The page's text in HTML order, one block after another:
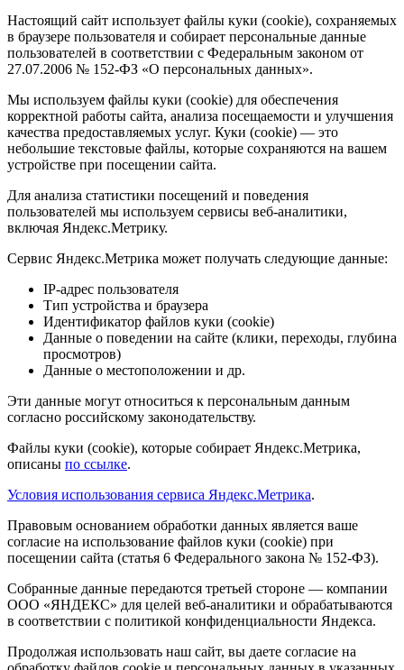
Настоящий сайт использует файлы куки (cookie), сохраняемых
в браузере пользователя и собирает персональные данные
пользователей в соответствии с Федеральным законом от
27.07.2006 № 152-ФЗ «О персональных данных».
Мы используем файлы куки (cookie) для обеспечения
корректной работы сайта, анализа посещаемости и улучшения
качества предоставляемых услуг. Куки (cookie) — это
небольшие текстовые файлы, которые сохраняются на вашем
устройстве при посещении сайта.
Для анализа статистики посещений и поведения
пользователей мы используем сервисы веб-аналитики,
включая Яндекс.Метрику.
Сервис Яндекс.Метрика может получать следующие данные:
IP-адрес пользователя
Тип устройства и браузера
Идентификатор файлов куки (cookie)
Данные о поведении на сайте (клики, переходы, глубина
просмотров)
Данные о местоположении и др.
Эти данные могут относиться к персональным данным
согласно российскому законодательству.
Файлы куки (cookie), которые собирает Яндекс.Метрика,
описаны по ссылке.
Условия использования сервиса Яндекс.Метрика.
Правовым основанием обработки данных является ваше
согласие на использование файлов куки (cookie) при
посещении сайта (статья 6 Федерального закона № 152-ФЗ).
Собранные данные передаются третьей стороне — компании
ООО «ЯНДЕКС» для целей веб-аналитики и обрабатываются
в соответствии с политикой конфиденциальности Яндекса.
Продолжая использовать наш сайт, вы даете согласие на